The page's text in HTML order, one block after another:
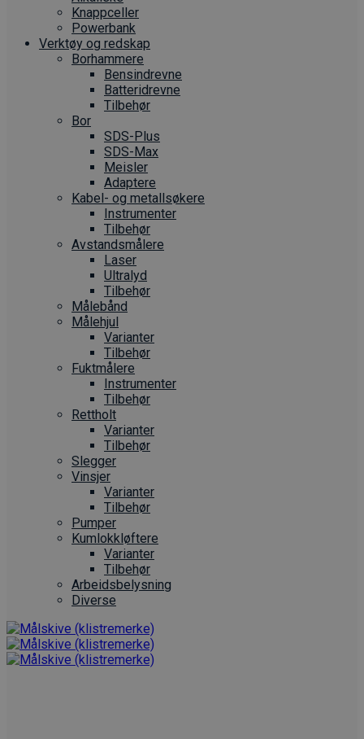
Knappceller
Powerbank
Verktøy og redskap
Borhammere
Bensindrevne
Batteridrevne
Tilbehør
Bor
SDS-Plus
SDS-Max
Meisler
Adaptere
Kabel- og metallsøkere
Instrumenter
Tilbehør
Avstandsmålere
Laser
Ultralyd
Tilbehør
Målebånd
Målehjul
Varianter
Tilbehør
Fuktmålere
Instrumenter
Tilbehør
Rettholt
Varianter
Tilbehør
Slegger
Vinsjer
Varianter
Tilbehør
Pumper
Kumlokkløftere
Varianter
Tilbehør
Arbeidsbelysning
Diverse